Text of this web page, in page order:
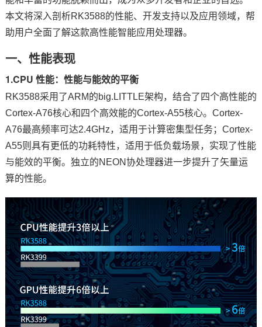
天猫商城
淘宝商城
新闻中心
技术论坛
态 讯
本文将深入剖析RK3588的性能、开发支持以及应用领域，帮
助用户全面了解这款高性能智能应用处理器。
一、性能表现
1.CPU 性能：性能与能效的平衡
RK3588采用了ARM的big.LITTLE架构，结合了四个高性能的
Cortex-A76核心和四个高效能的Cortex-A55核心。Cortex-
A76最高频率可达2.4GHz，适用于计算密集型任务；Cortex-
A55则具有更低的功耗特性，适用于低负载场景，实现了性能
与能效的平衡。独立的NEON协处理器进一步提升了矢量运
算的性能。